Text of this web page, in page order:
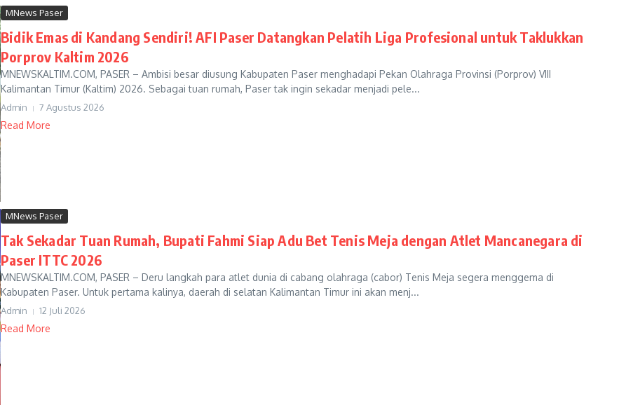
MNews Paser
Bidik Emas di Kandang Sendiri! AFI Paser Datangkan Pelatih Liga Profesional untuk Taklukkan
Porprov Kaltim 2026
MNEWSKALTIM.COM, PASER – Ambisi besar diusung Kabupaten Paser menghadapi Pekan Olahraga Provinsi (Porprov) VIII
Kalimantan Timur (Kaltim) 2026. Sebagai tuan rumah, Paser tak ingin sekadar menjadi pele...
Admin 7 Agustus 2026
Read More
MNews Paser
Tak Sekadar Tuan Rumah, Bupati Fahmi Siap Adu Bet Tenis Meja dengan Atlet Mancanegara di
Paser ITTC 2026
MNEWSKALTIM.COM, PASER – Deru langkah para atlet dunia di cabang olahraga (cabor) Tenis Meja segera menggema di
Kabupaten Paser. Untuk pertama kalinya, daerah di selatan Kalimantan Timur ini akan menj...
Admin 12 Juli 2026
Read More